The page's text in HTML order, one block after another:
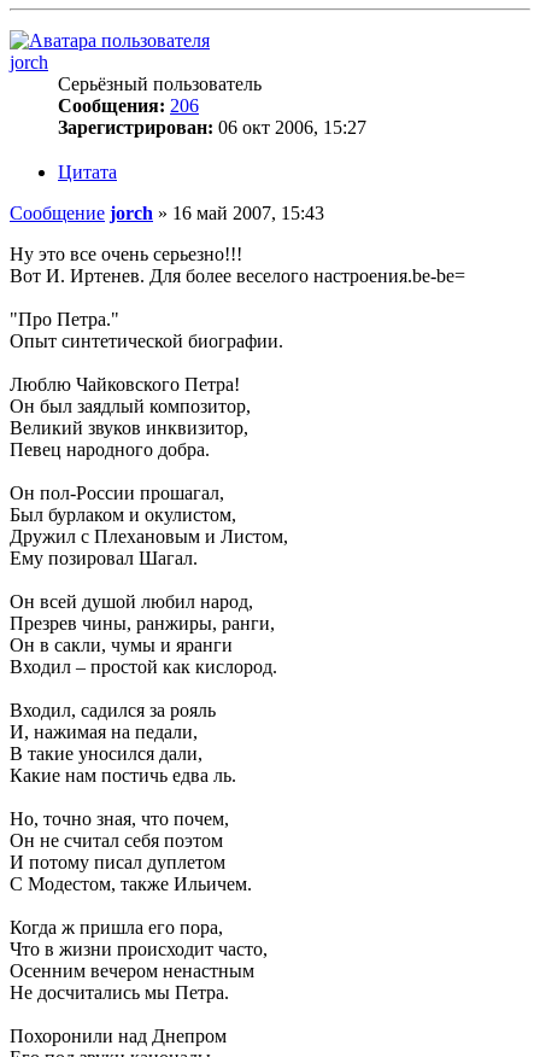
jorch
Серьёзный пользователь
Сообщения: 206
Зарегистрирован: 06 окт 2006, 15:27
Цитата
Сообщение jorch » 16 май 2007, 15:43
Ну это все очень серьезно!!!
Вот И. Иртенев. Для более веселого настроения.be-be=
"Про Петра."
Опыт синтетической биографии.
Люблю Чайковского Петра!
Он был заядлый композитор,
Великий звуков инквизитор,
Певец народного добра.
Он пол-России прошагал,
Был бурлаком и окулистом,
Дружил с Плехановым и Листом,
Ему позировал Шагал.
Он всей душой любил народ,
Презрев чины, ранжиры, ранги,
Он в сакли, чумы и яранги
Входил – простой как кислород.
Входил, садился за рояль
И, нажимая на педали,
В такие уносился дали,
Какие нам постичь едва ль.
Но, точно зная, что почем,
Он не считал себя поэтом
И потому писал дуплетом
С Модестом, также Ильичем.
Когда ж пришла его пора,
Что в жизни происходит часто,
Осенним вечером ненастным
Не досчитались мы Петра.
Похоронили над Днепром